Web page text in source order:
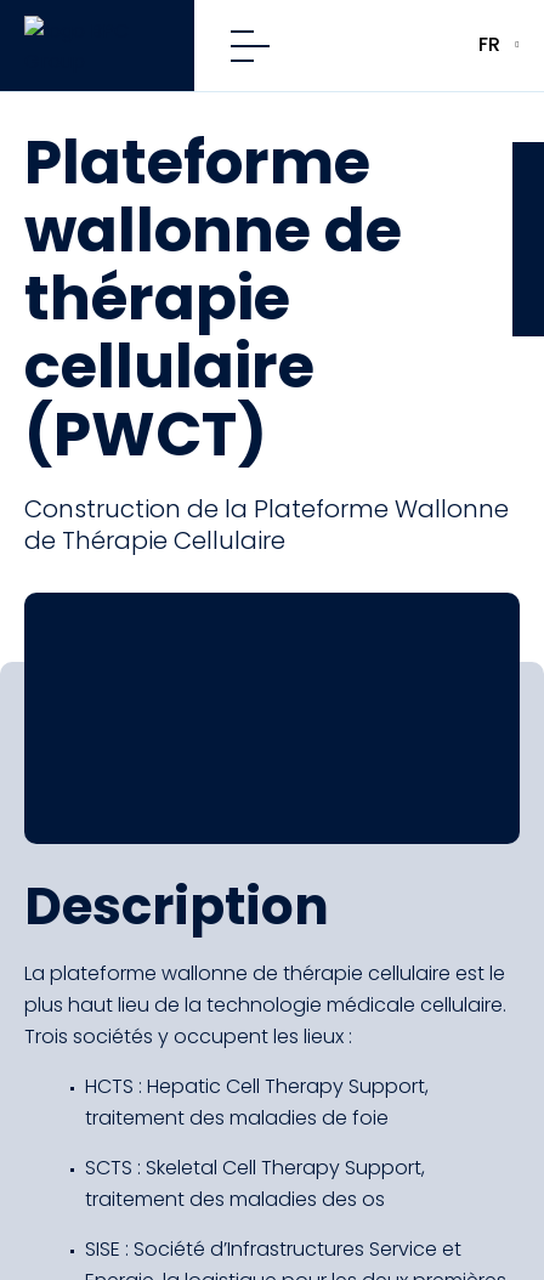
FR
Plateforme
wallonne de
thérapie
cellulaire
(PWCT)
Construction de la Plateforme Wallonne
de Thérapie Cellulaire
Description
La plateforme wallonne de thérapie cellulaire est le
plus haut lieu de la technologie médicale cellulaire.
Trois sociétés y occupent les lieux :
HCTS : Hepatic Cell Therapy Support,
traitement des maladies de foie
SCTS : Skeletal Cell Therapy Support,
traitement des maladies des os
SISE : Société d’Infrastructures Service et